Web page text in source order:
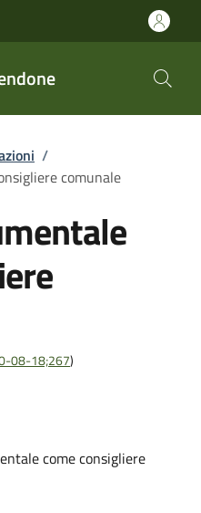
/
comunale
08-18;267)
come consigliere